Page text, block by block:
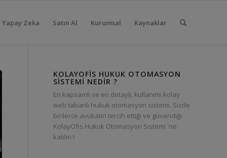
Yapay Zeka Satın Al Kurumsal Kaynaklar
KOLAYOFIS HUKUK OTOMASYON
SISTEMI NEDIR ?
En kapsamlı ve en detaylı, kullanımı kolay
web tabanlı hukuk otomasyon sistemi. Sizde
binlerce avukatın tercih ettiği ve güvendiği
KolayOfis Hukuk Otomasyon Sistemi 'ne
katılın !